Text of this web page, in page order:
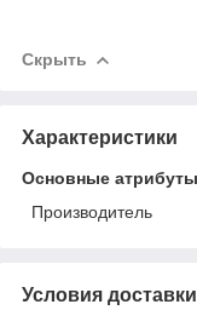
Скрыть
Характеристики
Основные атрибуты
Производитель
Условия доставки